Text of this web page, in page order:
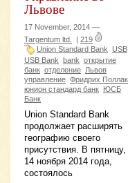
Львове
17 November, 2014 —
Targentum ltd.
219
Union Standard Bank USB
USB Bank
bank открытие
банк отделение Львов
управление Фридрих Поллак
юнион стандард банк
ЮСБ
Банк
Union Standard Bank
продолжает расширять
географию своего
присутствия. В пятницу,
14 ноября 2014 года,
состоялось